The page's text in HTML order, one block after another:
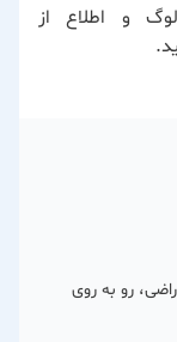
و اطلاع از
رو به روی